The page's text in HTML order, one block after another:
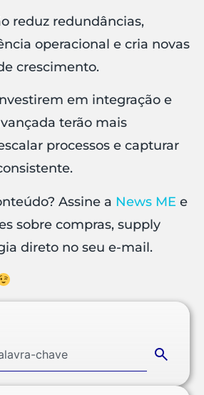
reduz redundâncias,
operacional e cria novas
crescimento.
em integração e
terão mais
processos e capturar
Assine a News ME e
sobre compras, supply
direto no seu e-mail.